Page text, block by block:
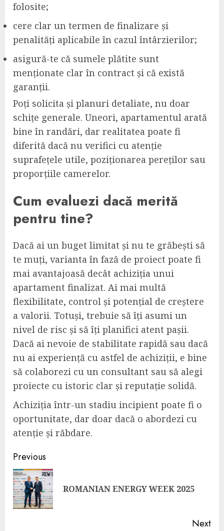
folosite;
cere clar un termen de finalizare și
penalități aplicabile în cazul întârzierilor;
asigură-te că sumele plătite sunt
menționate clar în contract și că există
garanții.
Poți solicita și planuri detaliate, nu doar
schițe generale. Uneori, apartamentul arată
bine în randări, dar realitatea poate fi
diferită dacă nu verifici cu atenție
suprafețele utile, poziționarea pereților sau
proporțiile camerelor.
Cum evaluezi dacă merită
pentru tine?
Dacă ai un buget limitat și nu te grăbești să
te muți, varianta în fază de proiect poate fi
mai avantajoasă decât achiziția unui
apartament finalizat. Ai mai multă
flexibilitate, control și potențial de creștere
a valorii. Totuși, trebuie să îți asumi un
nivel de risc și să îți planifici atent pașii.
Dacă ai nevoie de stabilitate rapidă sau dacă
nu ai experiență cu astfel de achiziții, e bine
să colaborezi cu un consultant sau să alegi
proiecte cu istoric clar și reputație solidă.
Achiziția într-un stadiu incipient poate fi o
oportunitate, dar doar dacă o abordezi cu
atenție și răbdare.
Post
navigation
Previous
ROMANIAN ENERGY WEEK 2025
Next